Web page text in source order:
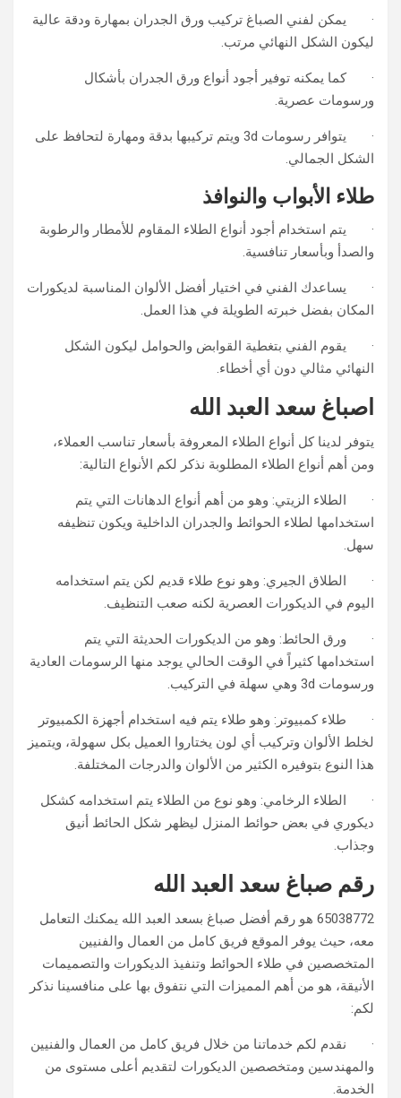
· يمكن لفني الصباغ تركيب ورق الجدران بمهارة ودقة عالية
ليكون الشكل النهائي مرتب.
· كما يمكنه توفير أجود أنواع ورق الجدران بأشكال
ورسومات عصرية.
· يتوافر رسومات 3d ويتم تركيبها بدقة ومهارة لتحافظ على
الشكل الجمالي.
طلاء الأبواب والنوافذ
· يتم استخدام أجود أنواع الطلاء المقاوم للأمطار والرطوبة
والصدأ وبأسعار تنافسية.
· يساعدك الفني في اختيار أفضل الألوان المناسبة لديكورات
المكان بفضل خبرته الطويلة في هذا العمل.
· يقوم الفني بتغطية القوابض والحوامل ليكون الشكل
النهائي مثالي دون أي أخطاء.
اصباغ سعد العبد الله
يتوفر لدينا كل أنواع الطلاء المعروفة بأسعار تناسب العملاء،
ومن أهم أنواع الطلاء المطلوبة نذكر لكم الأنواع التالية:
· الطلاء الزيتي: وهو من أهم أنواع الدهانات التي يتم
استخدامها لطلاء الحوائط والجدران الداخلية ويكون تنظيفه
سهل.
· الطلاق الجيري: وهو نوع طلاء قديم لكن يتم استخدامه
اليوم في الديكورات العصرية لكنه صعب التنظيف.
· ورق الحائط: وهو من الديكورات الحديثة التي يتم
استخدامها كثيراً في الوقت الحالي يوجد منها الرسومات العادية
ورسومات 3d وهي سهلة في التركيب.
· طلاء كمبيوتر: وهو طلاء يتم فيه استخدام أجهزة الكمبيوتر
لخلط الألوان وتركيب أي لون يختاروا العميل بكل سهولة، ويتميز
هذا النوع بتوفيره الكثير من الألوان والدرجات المختلفة.
· الطلاء الرخامي: وهو نوع من الطلاء يتم استخدامه كشكل
ديكوري في بعض حوائط المنزل ليظهر شكل الحائط أنيق
وجذاب.
رقم صباغ سعد العبد الله
65038772 هو رقم أفضل صباغ بسعد العبد الله يمكنك التعامل
معه، حيث يوفر الموقع فريق كامل من العمال والفنيين
المتخصصين في طلاء الحوائط وتنفيذ الديكورات والتصميمات
الأنيقة، هو من أهم المميزات التي نتفوق بها على منافسينا نذكر
لكم:
· نقدم لكم خدماتنا من خلال فريق كامل من العمال والفنيين
والمهندسين ومتخصصين الديكورات لتقديم أعلى مستوى من
الخدمة.